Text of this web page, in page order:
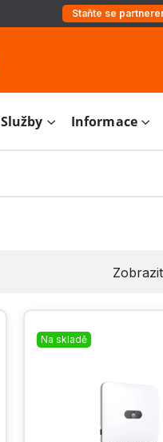
Staňte se
Služby Informace
Na skladě